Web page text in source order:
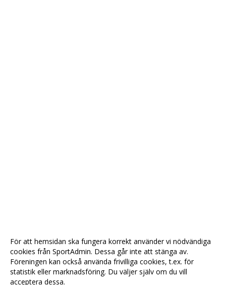
För att hemsidan ska fungera korrekt använder vi nödvändiga
cookies från SportAdmin. Dessa går inte att stänga av.
Föreningen kan också använda frivilliga cookies, t.ex. för
statistik eller marknadsföring. Du väljer själv om du vill
acceptera dessa.